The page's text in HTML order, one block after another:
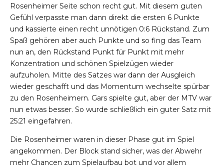
Rosenheimer Seite schon recht gut. Mit diesem guten
Gefühl verpasste man dann direkt die ersten 6 Punkte
und kassierte einen recht unnötigen 0:6 Rückstand. Zum
Spaß gehören aber auch Punkte und so fing das Team
nun an, den Rückstand Punkt für Punkt mit mehr
Konzentration und schönen Spielzügen wieder
aufzuholen. Mitte des Satzes war dann der Ausgleich
wieder geschafft und das Momentum wechselte spürbar
zu den Rosenheimern. Gars spielte gut, aber der MTV war
nun etwas besser. So wurde schließlich ein guter Satz mit
25:21 eingefahren.
Die Rosenheimer waren in dieser Phase gut im Spiel
angekommen. Der Block stand sicher, was der Abwehr
mehr Chancen zum Spielaufbau bot und vor allem